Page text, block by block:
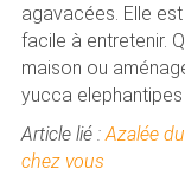
agavacées. Elle
facile à entretenir.
maison ou
yucca
Article lié :Azalée
chez vous